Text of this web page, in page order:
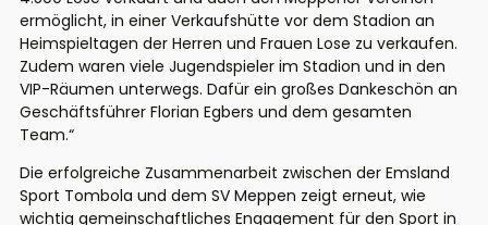
ermöglicht, in einer Verkaufshütte vor dem Stadion an
Heimspieltagen der Herren und Frauen Lose zu verkaufen.
Zudem waren viele Jugendspieler im Stadion und in den
VIP-Räumen unterwegs. Dafür ein großes Dankeschön an
Geschäftsführer Florian Egbers und dem gesamten
Team.“
Die erfolgreiche Zusammenarbeit zwischen der Emsland
Sport Tombola und dem SV Meppen zeigt erneut, wie
wichtig gemeinschaftliches Engagement für den Sport in